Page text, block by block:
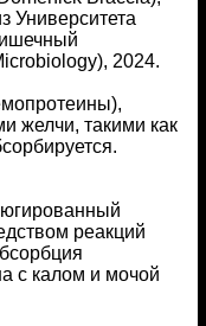
Университета
2024.
желчи, такими как
реакций
с калом и мочой